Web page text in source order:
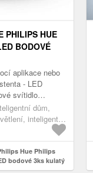
PHILIPS HUE
BODOVÉ
aplikace nebo
- LED
svítidlo
3 ks Moderní
LED svítidlo
dům,
inteligentní
Hue Philips
bodové 3ks kulatý